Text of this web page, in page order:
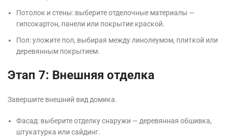
Потолок и стены: выберите отделочные материалы —
гипсокартон, панели или покрытие краской.
Пол: уложите пол, выбирая между линолеумом, плиткой или
деревянным покрытием.
Этап 7: Внешняя отделка
Завершите внешний вид домика.
Фасад: выберите отделку снаружи — деревянная обшивка,
штукатурка или сайдинг.